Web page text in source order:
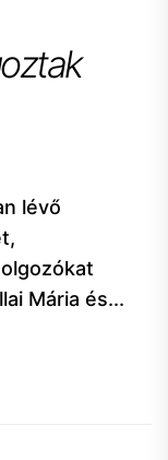
lévő
Mária és...